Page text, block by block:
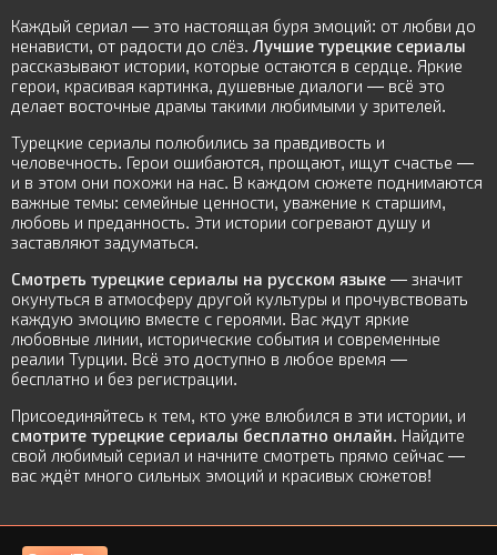
Каждый сериал — это настоящая буря эмоций: от любви до
ненависти, от радости до слёз. Лучшие турецкие сериалы
рассказывают истории, которые остаются в сердце. Яркие
герои, красивая картинка, душевные диалоги — всё это
делает восточные драмы такими любимыми у зрителей.
Турецкие сериалы полюбились за правдивость и
человечность. Герои ошибаются, прощают, ищут счастье —
и в этом они похожи на нас. В каждом сюжете поднимаются
важные темы: семейные ценности, уважение к старшим,
любовь и преданность. Эти истории согревают душу и
заставляют задуматься.
Смотреть турецкие сериалы на русском языке — значит
окунуться в атмосферу другой культуры и прочувствовать
каждую эмоцию вместе с героями. Вас ждут яркие
любовные линии, исторические события и современные
реалии Турции. Всё это доступно в любое время —
бесплатно и без регистрации.
Присоединяйтесь к тем, кто уже влюбился в эти истории, и
смотрите турецкие сериалы бесплатно онлайн. Найдите
свой любимый сериал и начните смотреть прямо сейчас —
вас ждёт много сильных эмоций и красивых сюжетов!